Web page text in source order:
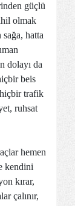
güçlü
olmak
hatta
dolayı da
beis
trafik
ruhsat
hemen
kendini
kırar,
çalınır,